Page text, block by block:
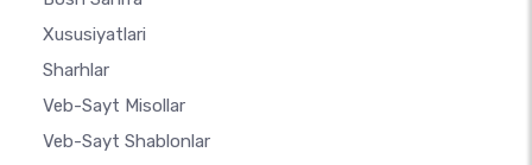
Xususiyatlari
Sharhlar
Veb-Sayt Misollar
Veb-Sayt Shablonlar